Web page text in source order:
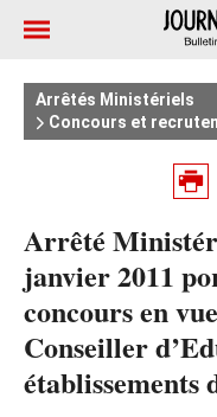
Arrêtés Ministériels
Concours et
Arrêté
janvier 2011
concours en
Conseiller
établissements